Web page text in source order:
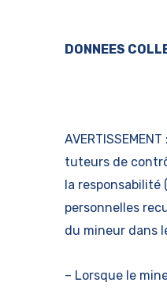
DONNEES
tuteurs de
la responsabilité
personnelles
du mineur dans
– Lorsque le